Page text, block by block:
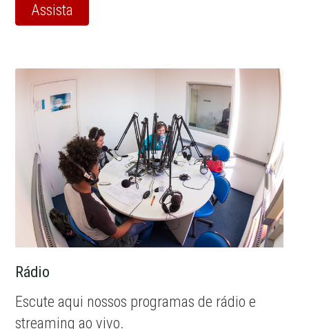
Assista
Rádio
Escute aqui nossos programas de rádio e
streaming ao vivo.